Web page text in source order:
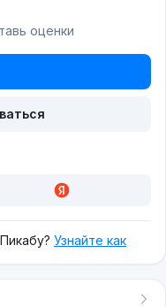
оценки
Узнайте как